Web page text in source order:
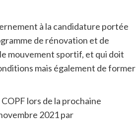
à la candidature portée
de rénovation et de
mouvement sportif, et qui doit
mais également de former
lors de la prochaine
2021 par